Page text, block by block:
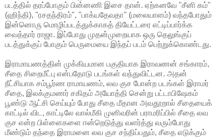
படத்தில் தரப்போகும் பின்னணி இசை தான். ஏற்கனவே "சீனி கம்"
(ஹிந்தி), "ரசதந்திரம்", "பாக்யதேவதா" (மலையாளம்) வந்தபோதும்
இன்னொரு மொழிப்படத்துக்காகத் தியேட்டரை எட்டிப்பார்க்க
வைத்தார் ராஜா. இப்போது முதன்முறையாக ஒரு தெலுங்குப்
படத்துக்குப் போகும் பெருமையை இந்தப் படம் பெற்றுக்கொண்டது.
இராமாயணத்தின் முக்கியமான பகுதியாக இராவணன் சங்காரம்,
சீதை சிறைமீட்பு என்பதோடு படங்கள் வந்துவிட்டன. அதன்
நீட்சியாக சம்பூர்ண ராமாயணம், லவ குச போன்ற படங்கள் இராமர்
சீதை, இலக்குமணர் சகிதம் அயோத்தி சென்று பட்டாபிஷேகம்
பூண்டு ஆட்சி செய்யும் போது சீதை மீதான அவதூறால் சீதையைக்
காட்டில் விட, காட்டிலே வால்மீகி முனிவரின் பராமரிப்பில் சீதை லவ
குச என்ற பிள்ளைகளை ஈன்றெடுத்து வளர்த்து வரும்போது
மீண்டும் தந்தை இராமனை லவ குச சந்திப்பதும், சீதை எடுக்கும்